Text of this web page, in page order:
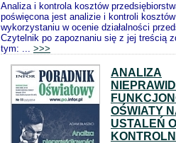
Analiza i kontrola kosztów
poświęcona jest analizie i kontroli
wykorzystaniu w ocenie działalności
Czytelnik po zapoznaniu się z jej treścią
tym: ... >>>
ANALIZA
OŚWIATY
USTALEŃ